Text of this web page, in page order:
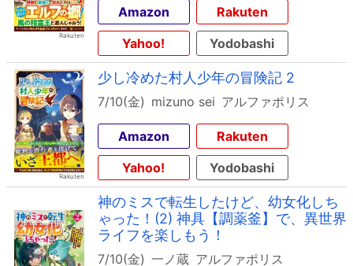
Amazon
Rakuten
Yahoo!
Yodobashi
少し冷めた村人少年の冒険記 2
7/10(金) mizuno sei アルファポリス
Amazon
Rakuten
Yahoo!
Yodobashi
神のミスで転生したけど、幼女化しち
ゃった！(2) 神具【調薬釜】で、異世界
ライフを楽しもう！
7/10(金) 一ノ蔵 アルファポリス